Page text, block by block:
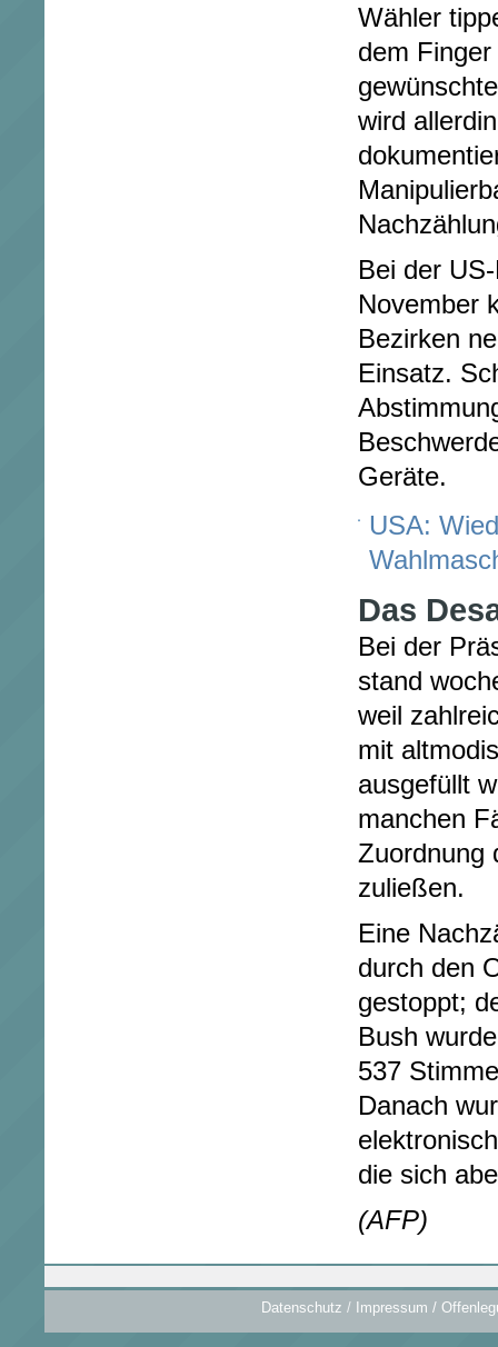
Wähler
dem
wird
Bei der
November
Bezirken
Einsatz.
Geräte.
USA:
Das
Bei der
stand
weil
mit
ausgefüllt
manchen
Zuordnung
zuließen.
Eine
durch den
gestoppt;
Bush
537
Danach
die sich
(AFP)
Datenschutz / Impressum /